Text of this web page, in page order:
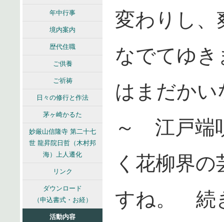
年中行事
境内案内
歴代住職
ご供養
ご祈祷
日々の修行と作法
茅ヶ崎かるた
妙厳山信隆寺 第二十七
世 龍昇院日哲（木村邦
海）上人遷化
リンク
ダウンロード
（申込書式・お経）
活動内容
変わりし、
なでてゆ
はまだか
～ 江戸端
く花柳界
すね。 続